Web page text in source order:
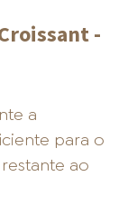
-
a
para o
ao